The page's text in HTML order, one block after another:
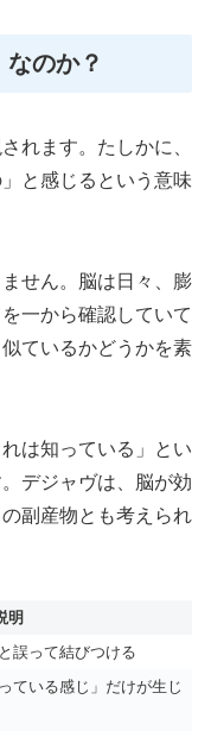
のか？
れます。たしかに、
と感じるという意味
せん。脳は日々、膨
一から確認していて
ているかどうかを素
は知っている」とい
デジャヴは、脳が効
副産物とも考えられ
明
誤って結びつける
ている感じ」だけが生じ